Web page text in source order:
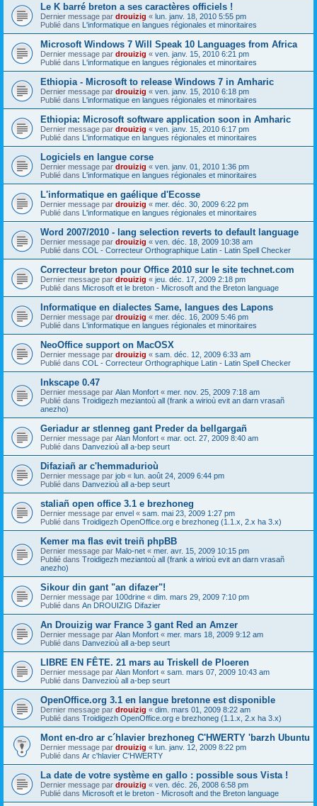
Le K barré breton a ses caractères officiels !
Dernier message par drouizig « lun. janv. 18, 2010 5:55 pm
Publié dans L'informatique en langues régionales et minoritaires
Microsoft Windows 7 Will Speak 10 Languages from Africa
Dernier message par drouizig « ven. janv. 15, 2010 6:21 pm
Publié dans L'informatique en langues régionales et minoritaires
Ethiopia - Microsoft to release Windows 7 in Amharic
Dernier message par drouizig « ven. janv. 15, 2010 6:18 pm
Publié dans L'informatique en langues régionales et minoritaires
Ethiopia: Microsoft software application soon in Amharic
Dernier message par drouizig « ven. janv. 15, 2010 6:17 pm
Publié dans L'informatique en langues régionales et minoritaires
Logiciels en langue corse
Dernier message par drouizig « ven. janv. 01, 2010 1:36 pm
Publié dans L'informatique en langues régionales et minoritaires
L'informatique en gaélique d'Ecosse
Dernier message par drouizig « mer. déc. 30, 2009 6:22 pm
Publié dans L'informatique en langues régionales et minoritaires
Word 2007/2010 - lang selection reverts to default language
Dernier message par drouizig « ven. déc. 18, 2009 10:38 am
Publié dans COL - Correcteur Orthographique Latin - Latin Spell Checker
Correcteur breton pour Office 2010 sur le site technet.com
Dernier message par drouizig « jeu. déc. 17, 2009 2:18 pm
Publié dans Microsoft et le breton - Microsoft and the Breton language
Informatique en dialectes Same, langues des Lapons
Dernier message par drouizig « mer. déc. 16, 2009 5:46 pm
Publié dans L'informatique en langues régionales et minoritaires
NeoOffice support on MacOSX
Dernier message par drouizig « sam. déc. 12, 2009 6:33 am
Publié dans COL - Correcteur Orthographique Latin - Latin Spell Checker
Inkscape 0.47
Dernier message par Alan Monfort « mer. nov. 25, 2009 7:18 am
Publié dans Troidigezh meziantoù all (frank a wirioù evit an darn vrasañ
anezho)
Geriadur ar stlenneg gant Preder da bellgargañ
Dernier message par Alan Monfort « mar. oct. 27, 2009 8:40 am
Publié dans Danvezioù all a-bep seurt
Difaziañ ar c'hemmadurioù
Dernier message par job « lun. août 24, 2009 6:44 pm
Publié dans Danvezioù all a-bep seurt
staliañ open office 3.1 e brezhoneg
Dernier message par envel « sam. mai 23, 2009 1:27 pm
Publié dans Troidigezh OpenOffice.org e brezhoneg (1.1.x, 2.x ha 3.x)
Kemer ma flas evit treiñ phpBB
Dernier message par Malo-net « mer. avr. 15, 2009 10:15 pm
Publié dans Troidigezh meziantoù all (frank a wirioù evit an darn vrasañ
anezho)
Sikour din gant "an difazer"!
Dernier message par 100drine « dim. mars 29, 2009 7:10 pm
Publié dans An DROUIZIG Difazier
An Drouizig war France 3 gant Red an Amzer
Dernier message par Alan Monfort « mer. mars 18, 2009 9:12 am
Publié dans Danvezioù all a-bep seurt
LIBRE EN FÊTE. 21 mars au Triskell de Ploeren
Dernier message par Alan Monfort « sam. mars 07, 2009 10:43 am
Publié dans Danvezioù all a-bep seurt
OpenOffice.org 3.1 en langue bretonne est disponible
Dernier message par drouizig « dim. mars 01, 2009 8:22 am
Publié dans Troidigezh OpenOffice.org e brezhoneg (1.1.x, 2.x ha 3.x)
Mont en-dro ar c´hlavier brezhoneg C'HWERTY 'barzh Ubuntu
Dernier message par drouizig « lun. janv. 12, 2009 8:22 pm
Publié dans Ar c'hlavier C'HWERTY
La date de votre système en gallo : possible sous Vista !
Dernier message par drouizig « ven. déc. 26, 2008 6:58 pm
Publié dans Microsoft et le breton - Microsoft and the Breton language